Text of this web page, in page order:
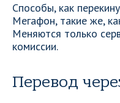
Способы, как
Мегафон, такие же,
Меняются только
комиссии.
Перевод